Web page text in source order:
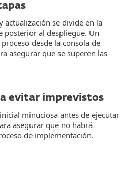
actualización se divide en la
posterior al despliegue. Un
desde la consola de
asegurar que se superen las
evitar imprevistos
minuciosa antes de ejecutar
asegurar que no habrá
de implementación.